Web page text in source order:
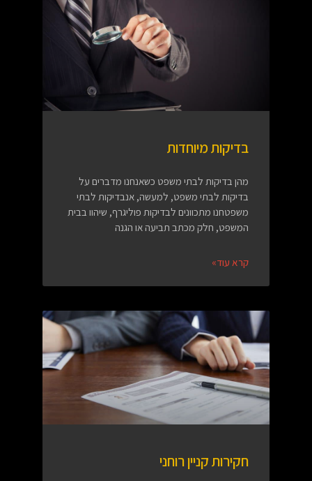
בדיקות מיוחדות
מהן בדיקות לבתי משפט כשאנחנו מדברים על
בדיקות לבתי משפט, למעשה, אנבדיקות לבתי
משפטחנו מתכוונים לבדיקות פוליגרף, שיהוו בבית
המשפט, חלק מכתב תביעה או הגנה
קרא עוד»
חקירות קניין רוחני